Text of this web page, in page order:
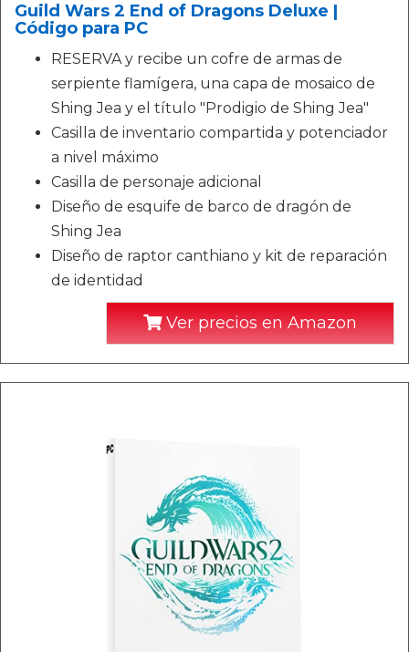
Guild Wars 2 End of Dragons Deluxe |
Código para PC
RESERVA y recibe un cofre de armas de
serpiente flamígera, una capa de mosaico de
Shing Jea y el título "Prodigio de Shing Jea"
Casilla de inventario compartida y potenciador
a nivel máximo
Casilla de personaje adicional
Diseño de esquife de barco de dragón de
Shing Jea
Diseño de raptor canthiano y kit de reparación
de identidad
Ver precios en Amazon